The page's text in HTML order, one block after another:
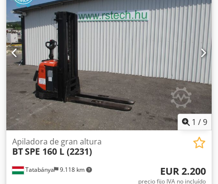
1 /9
Tatabánya 9.118 km
Apiladora de gran altura
BTSPE 160 L (2231)
EUR 2.200
precio fijo IVA no incluído